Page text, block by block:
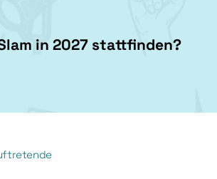
in 2027 stattfinden?